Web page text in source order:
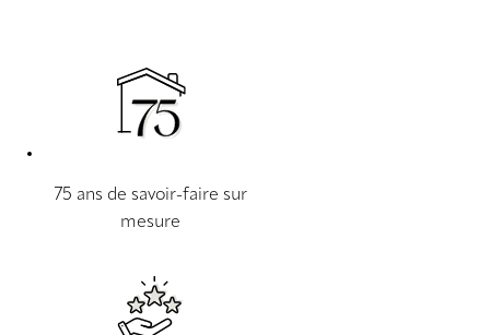
75 ans de savoir-faire sur
mesure